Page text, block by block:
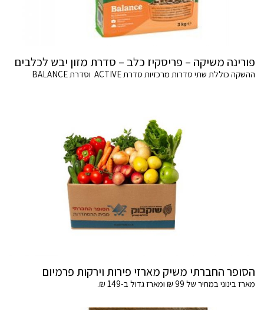
פורינה משיקה – פריסקיז כלב – סדרת מזון יבש לכלבים
ההשקה כוללת שתי סדרות מרכזיות סדרת ACTIVE וסדרת BALANCE
הסופר החברתי משיק מארזי פירות וירקות פרמיום
מארז בינוני במחיר של 99 ₪ ומארז גדול ב-149 ₪.